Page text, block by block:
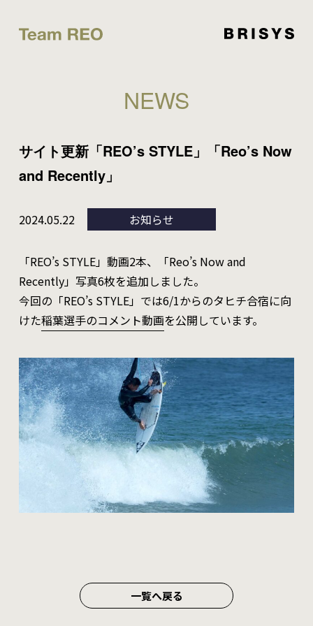
NEWS
サイト更新「REO’s STYLE」「Reo’s Now
and Recently」
2024.05.22 お知らせ
「REO’s STYLE」動画2本、「Reo’s Now and
Recently」写真6枚を追加しました。
今回の「REO’s STYLE」では6/1からのタヒチ合宿に向
けた稲葉選手のコメント動画を公開しています。
一覧へ戻る